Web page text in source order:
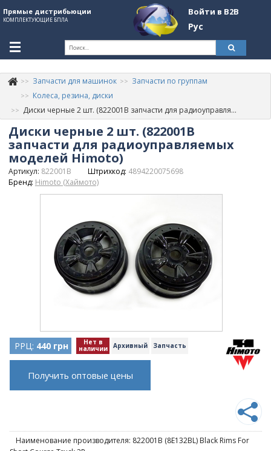
Прямые дистрибьюции
КОМПЛЕКТУЮЩИЕ БПЛА
Войти в B2B
Рус
+380507774092
Информация о компании
About Company
Обзоры
Категории
Стать партнером
Запчасти для машинок
Запчасти по группам
Колеса, резина, диски
Диски черные 2 шт. (822001B запчасти для радиоуправляемых моделей Himoto)
Диски черные 2 шт. (822001B
запчасти для радиоуправляемых
моделей Himoto)
Артикул: 822001B Штрихкод: 4894220075698
Бренд: Himoto (Хаймото)
РРЦ: 440 грн Нет в
наличии Архивный Запчасть
Получить оптовые цены
Наименование производителя: 822001B (8E132BL) Black Rims For